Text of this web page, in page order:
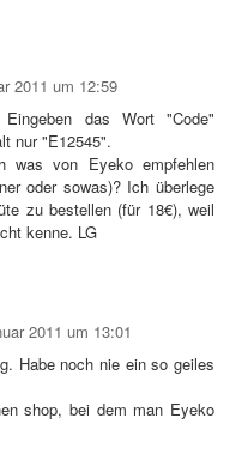
2011 um 12:59
das Wort "Code"
nur "E12545".
was von Eyeko empfehlen
oder sowas)? Ich überlege
zu bestellen (für 18€), weil
kenne. LG
2011 um 13:01
Habe noch nie ein so geiles
shop, bei dem man Eyeko